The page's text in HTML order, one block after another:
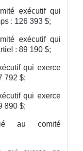
exécutif qui
: 126 393 $;
exécutif qui
: 89 190 $;
qui exerce
792 $;
qui exerce
890 $;
au comité